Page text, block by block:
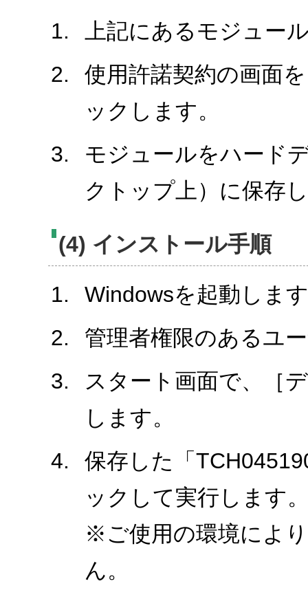
上記にあるモジュー
使用許諾契約の画面
ックします。
モジュールをハード
クトップ上）に保存
(4) インストール手順
Windowsを起動しま
管理者権限のあるユ
スタート画面で、［
します。
保存した「
ックして実行します
※ご使用の環境によ
ん。